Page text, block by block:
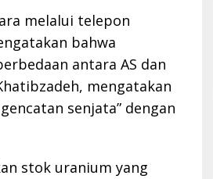
melalui telepon
bahwa
antara AS dan
mengatakan
senjata” dengan
stok uranium yang